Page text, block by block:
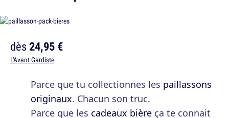
dès24,95 €
L'Avant Gardiste
Parce que tu collectionnes les paillassons
originaux. Chacun son truc.
Parce que les cadeaux bière ça te connait